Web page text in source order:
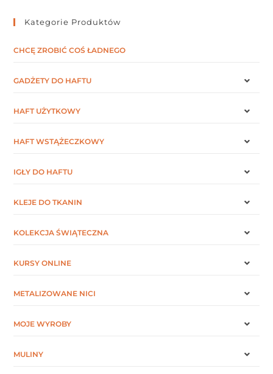
Kategorie Produktów
CHCĘ ZROBIĆ COŚ ŁADNEGO
GADŻETY DO HAFTU
HAFT UŻYTKOWY
HAFT WSTĄŻECZKOWY
IGŁY DO HAFTU
KLEJE DO TKANIN
KOLEKCJA ŚWIĄTECZNA
KURSY ONLINE
METALIZOWANE NICI
MOJE WYROBY
MULINY